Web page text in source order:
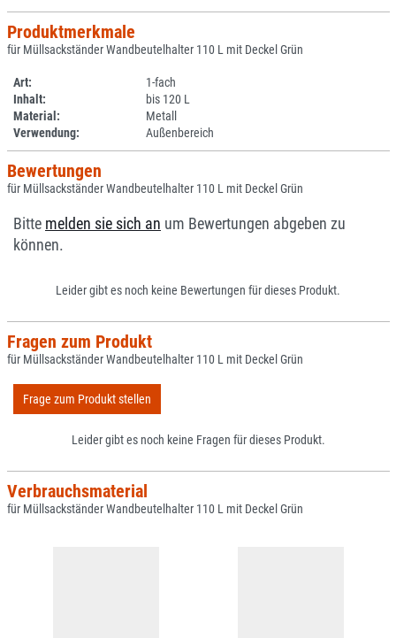
Produktmerkmale
für Müllsackständer Wandbeutelhalter 110 L mit Deckel Grün
Art:
1-fach
Inhalt:
bis 120 L
Material:
Metall
Verwendung:
Außenbereich
Bewertungen
für Müllsackständer Wandbeutelhalter 110 L mit Deckel Grün
Bitte melden sie sich an um Bewertungen abgeben zu
können.
Leider gibt es noch keine Bewertungen für dieses Produkt.
Fragen zum Produkt
für Müllsackständer Wandbeutelhalter 110 L mit Deckel Grün
Frage zum Produkt stellen
Leider gibt es noch keine Fragen für dieses Produkt.
Verbrauchsmaterial
für Müllsackständer Wandbeutelhalter 110 L mit Deckel Grün